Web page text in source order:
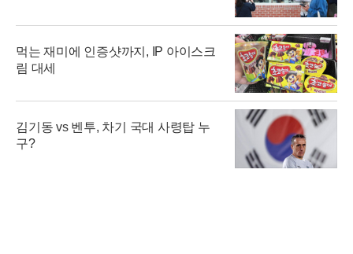
먹는 재미에 인증샷까지, IP 아이스크
림 대세
김기동 vs 벤투, 차기 국대 사령탑 누
구?